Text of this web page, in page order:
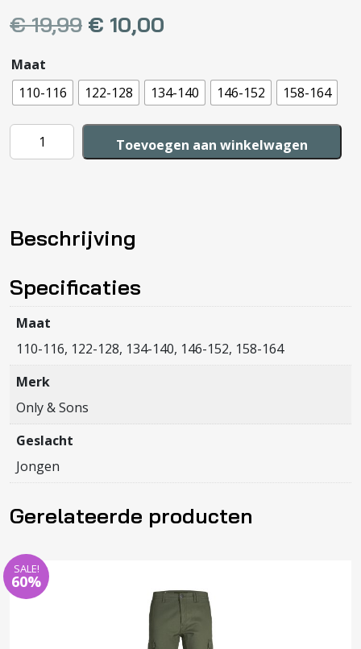
€19,99 € 10,00
Maat
110-116
122-128 134-140 146-152 158-164
Only
&
RLX
O-
NECK
JRS
aantal
Toevoegen aan winkelwagen
Beschrijving
Specificaties
Maat
110-116, 122-128, 134-140, 146-152, 158-164
Merk
Only & Sons
Geslacht
Jongen
Gerelateerde producten
SALE!
60%